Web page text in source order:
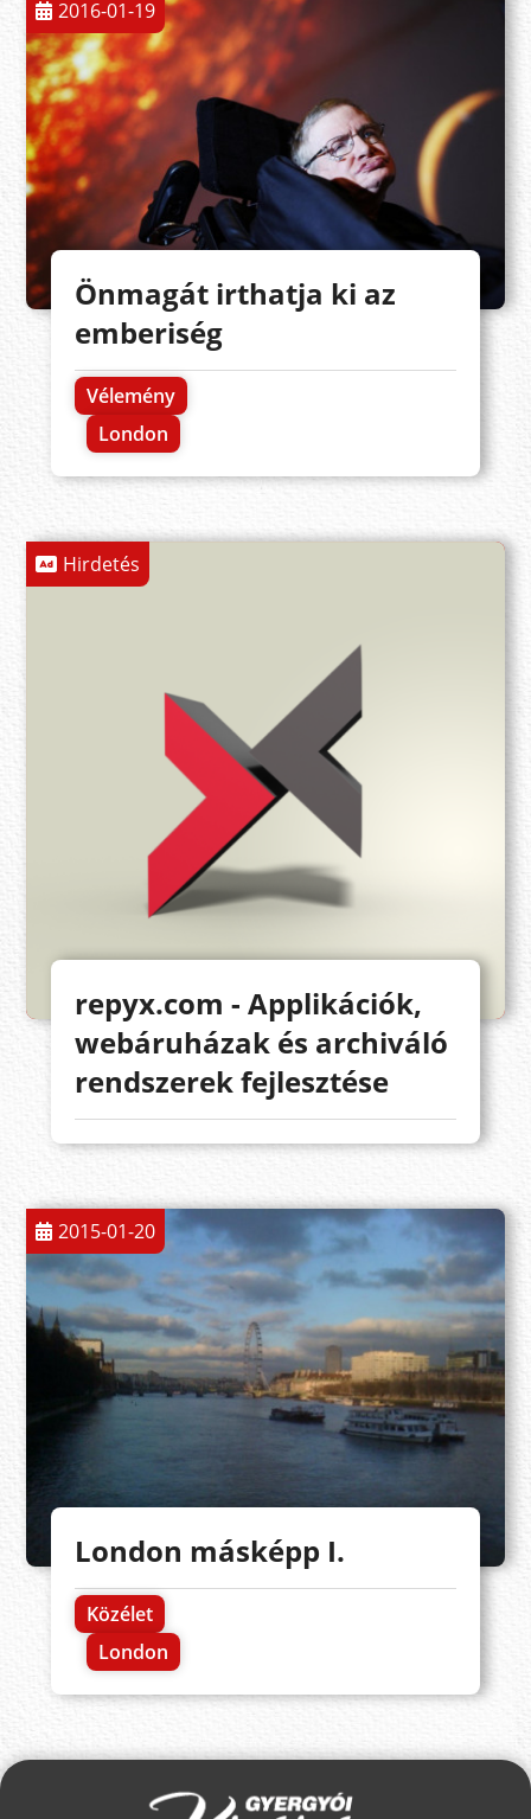
2016-01-19
Önmagát irthatja ki az
emberiség
Vélemény
London
Hirdetés
repyx.com - Applikációk,
webáruházak és archiváló
rendszerek fejlesztése
2015-01-20
London másképp I.
Közélet
London